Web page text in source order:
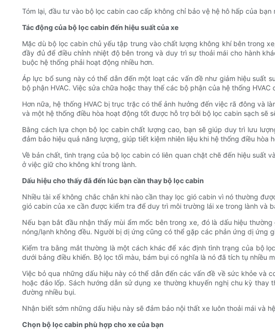
Tóm lại, đầu tư vào bộ lọc cabin cao cấp không chỉ bảo vệ hệ hô hấp của
Tác động của bộ lọc cabin đến hiệu suất của xe
Mặc dù bộ lọc cabin chủ yếu tập trung vào chất lượng không khí bên trong
đầy đủ để điều chỉnh nhiệt độ bên trong và duy trì sự thoải mái cho hành
buộc hệ thống phải hoạt động nhiều hơn.
Áp lực bổ sung này có thể dẫn đến một loạt các vấn đề như giảm hiệu suất
bộ phận HVAC. Việc sửa chữa hoặc thay thế các bộ phận của hệ thống
Hơn nữa, hệ thống HVAC bị trục trặc có thể ảnh hưởng đến việc rã đông và
và một hệ thống điều hòa hoạt động tốt được hỗ trợ bởi bộ lọc cabin sạch sẽ
Bằng cách lựa chọn bộ lọc cabin chất lượng cao, bạn sẽ giúp duy trì lưu
đảm bảo hiệu quả năng lượng, giúp tiết kiệm nhiên liệu khi hệ thống điều hòa
Về bản chất, tình trạng của bộ lọc cabin có liên quan chặt chẽ đến hiệu suất
ở việc giữ cho không khí trong lành.
Dấu hiệu cho thấy đã đến lúc bạn cần thay bộ lọc cabin
Nhiều tài xế không chắc chắn khi nào cần thay lọc gió cabin vì nó thường
gió cabin của xe cần được kiểm tra để duy trì môi trường lái xe trong lành và
Nếu bạn bắt đầu nhận thấy mùi ẩm mốc bên trong xe, đó là dấu hiệu
nóng/lạnh không đều. Người bị dị ứng cũng có thể gặp các phản ứng dị ứng
Kiểm tra bằng mắt thường là một cách khác để xác định tình trạng của bộ
dưới bảng điều khiển. Bộ lọc tối màu, bám bụi có nghĩa là nó đã tích tụ nhiều
Việc bỏ qua những dấu hiệu này có thể dẫn đến các vấn đề về sức khỏe và
hoặc đảo lốp. Sách hướng dẫn sử dụng xe thường khuyến nghị chu kỳ
đường nhiều bụi.
Nhận biết sớm những dấu hiệu này sẽ đảm bảo nội thất xe luôn thoải mái và
Chọn bộ lọc cabin phù hợp cho xe của bạn